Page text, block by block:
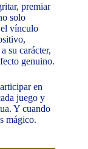
premiar
solo
vínculo
su carácter,
genuino.
en
juego y
Y cuando
mágico.